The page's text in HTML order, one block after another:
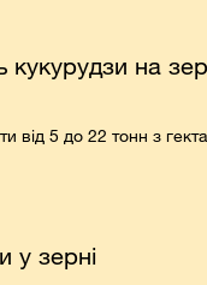
кукурудзи на
від 5 до 22 тонн з
у зерні